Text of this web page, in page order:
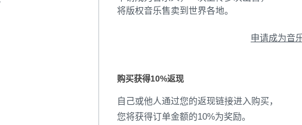
将版权音乐售卖到世界各地。
申请成为音
购买获得10%返现
自己或他人通过您的返现链接进入购买，
您将获得订单金额的10%为奖励。